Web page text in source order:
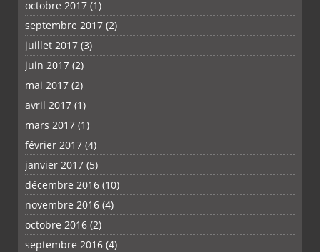
octobre 2017 (1)
septembre 2017 (2)
juillet 2017 (3)
juin 2017 (2)
mai 2017 (2)
avril 2017 (1)
mars 2017 (1)
février 2017 (4)
janvier 2017 (5)
décembre 2016 (10)
novembre 2016 (4)
octobre 2016 (2)
septembre 2016 (4)